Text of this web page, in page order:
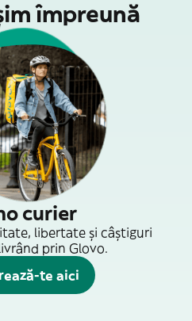
împreună
curier
libertate și câștiguri
prin Glovo.
te aici